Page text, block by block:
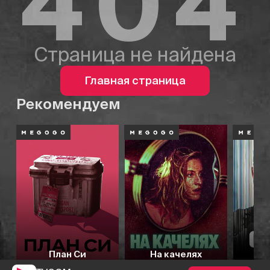
Страница не найдена
Главная страница
Рекомендуем
План Си На качелях